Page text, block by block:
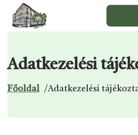
Ugrás a menüre
Ugrás a tartalomra
Ugrás a láblécre
Keresés:
Adatkezelési
Főoldal /Adatkezelési